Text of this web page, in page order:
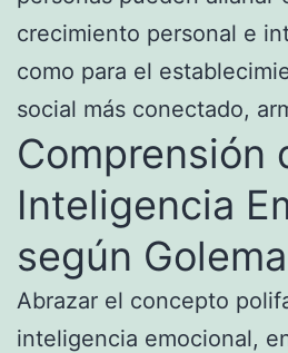
crecimiento personal e
como para el
social más conectado,
Comprensión
Inteligencia
según
Abrazar el concepto
inteligencia emocional,